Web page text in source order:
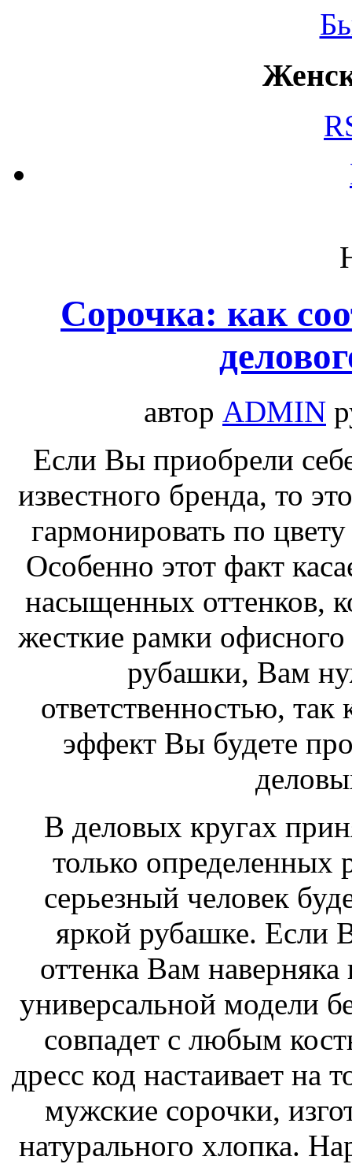
Сорочка: как
автор ADMIN
Если Вы приобрели
известного бренда, то
гармонировать по
Особенно этот факт
насыщенных оттенков,
жесткие рамки
рубашки, Вам
ответственностью, так
эффект Вы будете
В деловых кругах
только определенных
серьезный человек
яркой рубашке. Если
оттенка Вам наверняка
универсальной модели
совпадет с любым
дресс код настаивает на
мужские сорочки,
натурального хлопка.